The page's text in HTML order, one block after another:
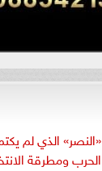
«النصر» الذي لم
الحرب ومطرقة